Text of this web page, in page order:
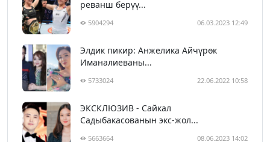
реванш берүү...
5904294 06.03.2023 12:49
Элдик пикир: Анжелика Айчүрөк
Иманалиеваны...
5733024 22.06.2022 10:58
ЭКСКЛЮЗИВ - Сайкал
Садыбакасованын экс-жол...
5663664 08.06.2023 14:02